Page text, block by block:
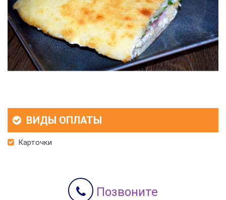
ВИДЫ ОПЛАТЫ
Карточки
Позвоните